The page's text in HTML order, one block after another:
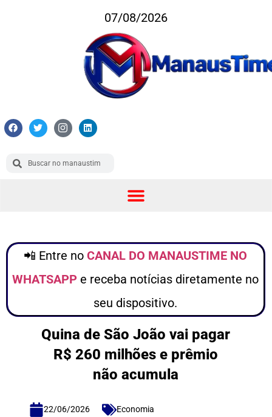
07/08/2026
📲 Entre no CANAL DO MANAUSTIME NO
WHATSAPP e receba notícias diretamente no
seu dispositivo.
Quina de São João vai pagar
R$ 260 milhões e prêmio
não acumula
22/06/2026 Economia